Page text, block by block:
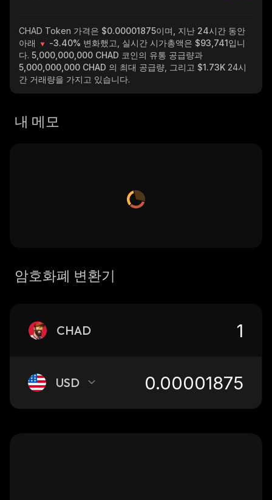
CHAD Token 가격은 $0.00001875이며, 지난 24시간 동안
아래
-3.40% 변화했고, 실시간 시가총액은 $93,741입니
다. 5,000,000,000 CHAD 코인의 유통 공급량과
5,000,000,000 CHAD 의 최대 공급량, 그리고 $1.73K 24시
간 거래량을 가지고 있습니다.
내 메모
암호화폐 변환기
CHAD
USD